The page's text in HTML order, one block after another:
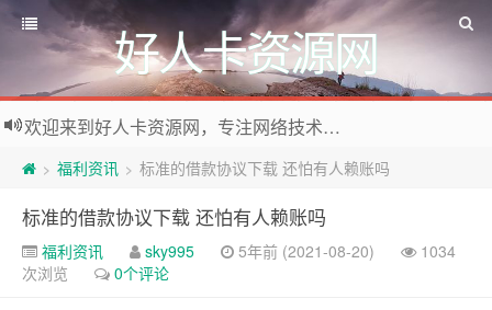
好人卡资源网
欢迎来到好人卡资源网，专注网络技术资源收集，我们不仅是网络资源的搬运工，也生产原创资源。寻找资源请留言或关注公众号:烈日下的男人
> 福利资讯 > 标准的借款协议下载 还怕有人赖账吗
标准的借款协议下载 还怕有人赖账吗
福利资讯 sky995 5年前 (2021-08-20)
1034
次浏览
0个评论